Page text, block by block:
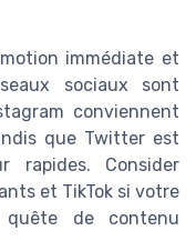
immédiate et
sociaux sont
conviennent
que Twitter est
rapides. Consider
et TikTok si votre
de contenu